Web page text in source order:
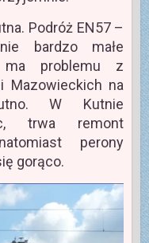
Podróż EN57 –
bardzo małe
ma problemu z
Mazowieckich na
W Kutnie
trwa remont
perony
gorąco.